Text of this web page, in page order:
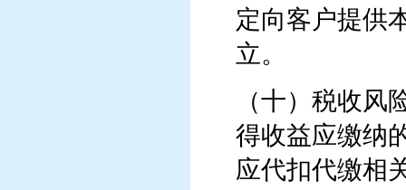
定向客户提供
立。
（十）税收
得收益应缴纳
应代扣代缴相